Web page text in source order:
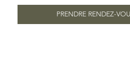
PRENDRE RENDEZ-